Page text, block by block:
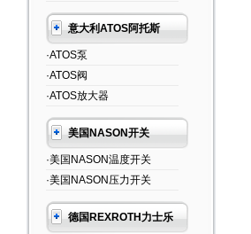
意大利ATOS阿托斯
·ATOS泵
·ATOS阀
·ATOS放大器
美国NASON开关
·美国NASON温度开关
·美国NASON压力开关
德国REXROTH力士乐